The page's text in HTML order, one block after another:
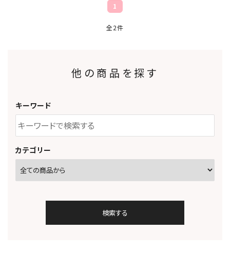
1
全2件
他の商品を探す
キーワード
カテゴリー
検索する